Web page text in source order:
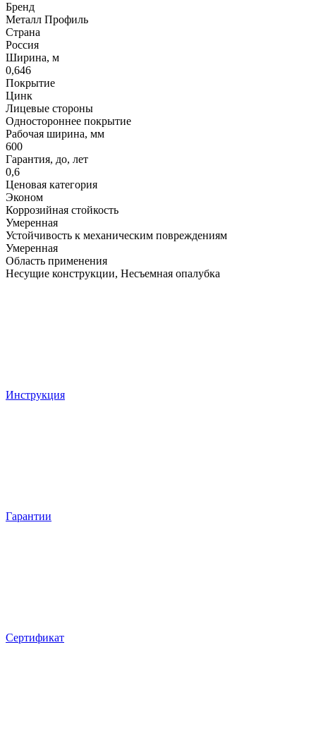
Бренд
Металл Профиль
Страна
Россия
Ширина, м
0,646
Покрытие
Цинк
Лицевые стороны
Одностороннее покрытие
Рабочая ширина, мм
600
Гарантия, до, лет
0,6
Ценовая категория
Эконом
Коррозийная стойкость
Умеренная
Устойчивость к механическим повреждениям
Умеренная
Область применения
Несущие конструкции, Несъемная опалубка
Инструкция
Гарантии
Сертификат